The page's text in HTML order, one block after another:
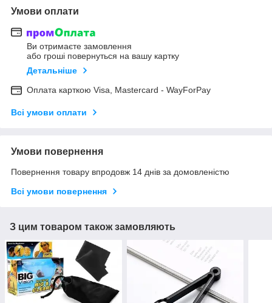
Умови оплати
Ви отримаєте замовлення
або гроші повернуться на вашу картку
Детальніше
Оплата карткою Visa, Mastercard - WayForPay
Всі умови оплати
Умови повернення
Повернення товару впродовж 14 днів за домовленістю
Всі умови повернення
З цим товаром також замовляють